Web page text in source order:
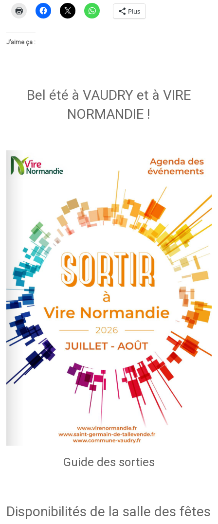
Plus
J’aime ça :
Bel été à VAUDRY et à VIRE
NORMANDIE !
Guide des sorties
Disponibilités de la salle des fêtes